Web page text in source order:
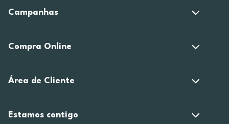
Campanhas
Compra Online
Área de Cliente
Estamos contigo